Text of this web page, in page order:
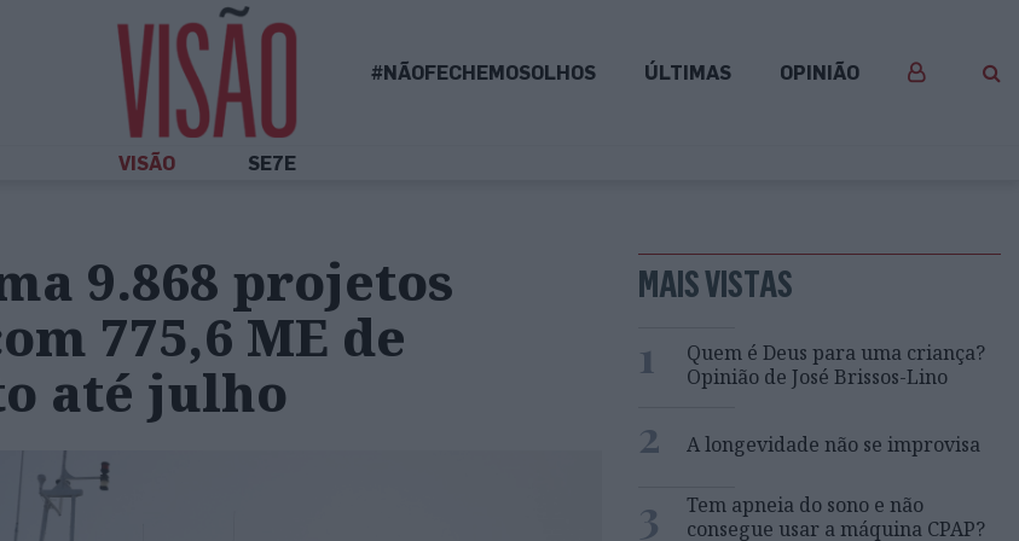
#NÃOFECHEMOSOLHOS ÚLTIMAS OPINIÃO
VISÃO SE7E
9.868 projetos
775,6 ME de
até julho
MAIS VISTAS
1
Quem é Deus para uma criança?
Opinião de José Brissos-Lino
2 A longevidade não se improvisa
3
Tem apneia do sono e não
consegue usar a máquina CPAP?